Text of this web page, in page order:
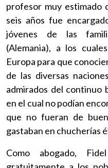
profesor muy estimado
seis años fue
jóvenes de las
(Alemania), a los
Europa para que
de las diversas
admirados del continuo
en el cual no podían
que no fueran de
gastaban en chucherías
Como abogado,